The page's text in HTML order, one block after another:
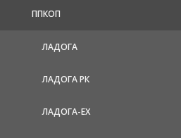
ППКОП
ЛАДОГА
ЛАДОГА РК
ЛАДОГА-EX